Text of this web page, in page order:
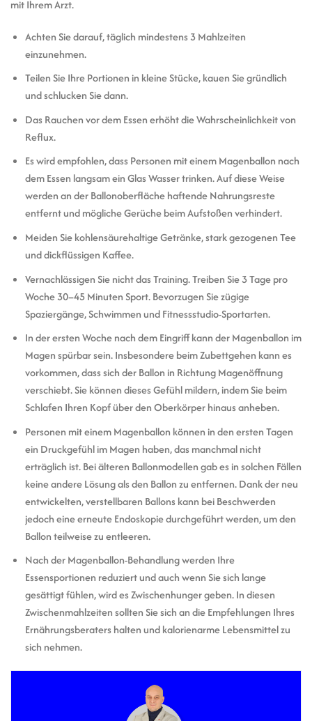
mit Ihrem Arzt.
Achten Sie darauf, täglich mindestens 3 Mahlzeiten
einzunehmen.
Teilen Sie Ihre Portionen in kleine Stücke, kauen Sie gründlich
und schlucken Sie dann.
Das Rauchen vor dem Essen erhöht die Wahrscheinlichkeit von
Reflux.
Es wird empfohlen, dass Personen mit einem Magenballon nach
dem Essen langsam ein Glas Wasser trinken. Auf diese Weise
werden an der Ballonoberfläche haftende Nahrungsreste
entfernt und mögliche Gerüche beim Aufstoßen verhindert.
Meiden Sie kohlensäurehaltige Getränke, stark gezogenen Tee
und dickflüssigen Kaffee.
Vernachlässigen Sie nicht das Training. Treiben Sie 3 Tage pro
Woche 30–45 Minuten Sport. Bevorzugen Sie zügige
Spaziergänge, Schwimmen und Fitnessstudio-Sportarten.
In der ersten Woche nach dem Eingriff kann der Magenballon im
Magen spürbar sein. Insbesondere beim Zubettgehen kann es
vorkommen, dass sich der Ballon in Richtung Magenöffnung
verschiebt. Sie können dieses Gefühl mildern, indem Sie beim
Schlafen Ihren Kopf über den Oberkörper hinaus anheben.
Personen mit einem Magenballon können in den ersten Tagen
ein Druckgefühl im Magen haben, das manchmal nicht
erträglich ist. Bei älteren Ballonmodellen gab es in solchen Fällen
keine andere Lösung als den Ballon zu entfernen. Dank der neu
entwickelten, verstellbaren Ballons kann bei Beschwerden
jedoch eine erneute Endoskopie durchgeführt werden, um den
Ballon teilweise zu entleeren.
Nach der Magenballon-Behandlung werden Ihre
Essensportionen reduziert und auch wenn Sie sich lange
gesättigt fühlen, wird es Zwischenhunger geben. In diesen
Zwischenmahlzeiten sollten Sie sich an die Empfehlungen Ihres
Ernährungsberaters halten und kalorienarme Lebensmittel zu
sich nehmen.